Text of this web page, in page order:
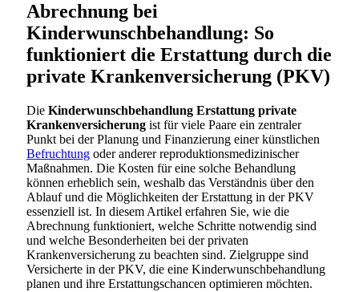
Abrechnung bei
Kinderwunschbehandlung: So
funktioniert die Erstattung durch die
private Krankenversicherung (PKV)
Die Kinderwunschbehandlung Erstattung private
Krankenversicherung ist für viele Paare ein zentraler
Punkt bei der Planung und Finanzierung einer künstlichen
Befruchtung oder anderer reproduktionsmedizinischer
Maßnahmen. Die Kosten für eine solche Behandlung
können erheblich sein, weshalb das Verständnis über den
Ablauf und die Möglichkeiten der Erstattung in der PKV
essenziell ist. In diesem Artikel erfahren Sie, wie die
Abrechnung funktioniert, welche Schritte notwendig sind
und welche Besonderheiten bei der privaten
Krankenversicherung zu beachten sind. Zielgruppe sind
Versicherte in der PKV, die eine Kinderwunschbehandlung
planen und ihre Erstattungschancen optimieren möchten.